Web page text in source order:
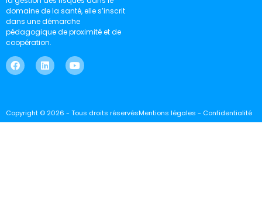
domaine de la santé, elle s’inscrit
dans une démarche
pédagogique de proximité et de
coopération.
Copyright © 2026 - Tous droits réservésMentions légales - Confidentialité